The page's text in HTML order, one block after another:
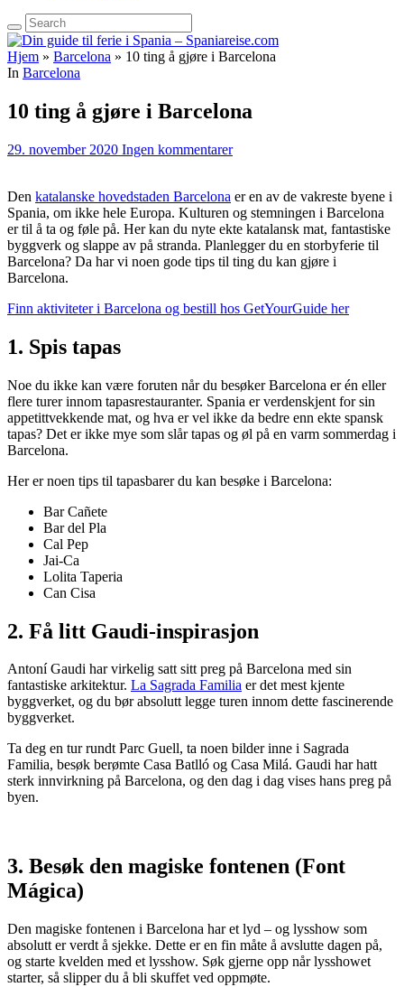
Hjem » Barcelona » 10 ting å gjøre i Barcelona
In Barcelona
10 ting å gjøre i Barcelona
29. november 2020 Ingen kommentarer
Den katalanske hovedstaden Barcelona er en av de vakreste byene i
Spania, om ikke hele Europa. Kulturen og stemningen i Barcelona
er til å ta og føle på. Her kan du nyte ekte katalansk mat, fantastiske
byggverk og slappe av på stranda. Planlegger du en storbyferie til
Barcelona? Da har vi noen gode tips til ting du kan gjøre i
Barcelona.
Finn aktiviteter i Barcelona og bestill hos GetYourGuide her
1. Spis tapas
Noe du ikke kan være foruten når du besøker Barcelona er én eller
flere turer innom tapasrestauranter. Spania er verdenskjent for sin
appetittvekkende mat, og hva er vel ikke da bedre enn ekte spansk
tapas? Det er ikke mye som slår tapas og øl på en varm sommerdag i
Barcelona.
Her er noen tips til tapasbarer du kan besøke i Barcelona:
Bar Cañete
Bar del Pla
Cal Pep
Jai-Ca
Lolita Taperia
Can Cisa
2. Få litt Gaudi-inspirasjon
Antoní Gaudi har virkelig satt sitt preg på Barcelona med sin
fantastiske arkitektur. La Sagrada Familia er det mest kjente
byggverket, og du bør absolutt legge turen innom dette fascinerende
byggverket.
Ta deg en tur rundt Parc Guell, ta noen bilder inne i Sagrada
Familia, besøk berømte Casa Batlló og Casa Milá. Gaudi har hatt
sterk innvirkning på Barcelona, og den dag i dag vises hans preg på
byen.
3. Besøk den magiske fontenen (Font
Mágica)
Den magiske fontenen i Barcelona har et lyd – og lysshow som
absolutt er verdt å sjekke. Dette er en fin måte å avslutte dagen på,
og starte kvelden med et lysshow. Søk gjerne opp når lysshowet
starter, så slipper du å bli skuffet ved oppmøte.